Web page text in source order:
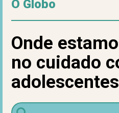
O Globo
Onde
no cuidado